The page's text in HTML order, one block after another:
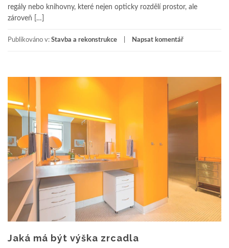
regály nebo knihovny, které nejen opticky rozdělí prostor, ale
zároveň […]
Publikováno v: Stavba a rekonstrukce Napsat komentář
Jaká má být výška zrcadla